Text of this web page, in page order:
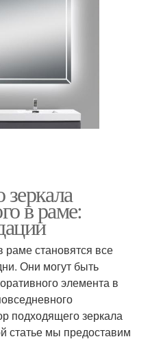
в раме:
раме становятся все
Они могут быть
элемента в
подходящего зеркала
статье мы предоставим